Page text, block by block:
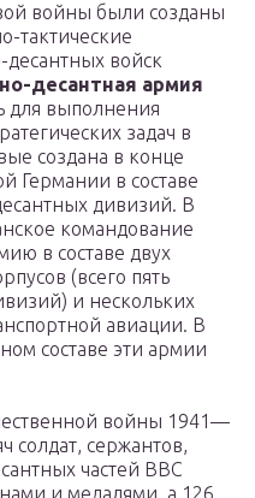
войны были созданы
тактические
войск
десантная армия
для выполнения
задач в
создана в конце
Германии в составе
дивизий. В
командование
в составе двух
(всего пять
и нескольких
авиации. В
составе эти армии
войны 1941—
солдат, сержантов,
частей ВВС
и медалями, а 126